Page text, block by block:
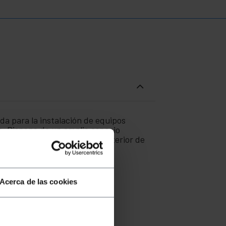
Acerca de las cookies
para la instalación de equipos
de un amplio espacio
circulación del aire por el interior de